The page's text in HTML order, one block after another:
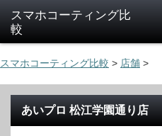
スマホコーティング比較 > 店舗 >
あいプロ 松江学園通り店